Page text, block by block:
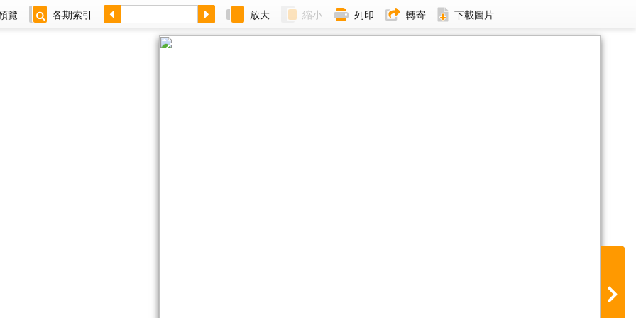
覽 各期索引 放大 縮小 列印 轉寄 下載圖片